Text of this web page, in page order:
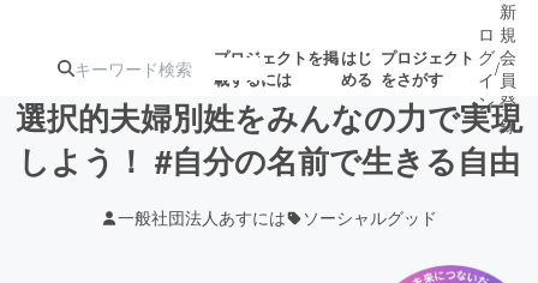
プロジェクトを掲
載するには
はじ
める
プロジェクト
をさがす
注目のリ
ターン
注目の新着プロ
ジェクト
ロジェクト
ロ
グ
イ
ン
/
新
規
会
員
登
録
選択的夫婦別姓をみんなの力で実現
しよう！ #自分の名前で生きる自由
一般社団法人あすには ソーシャルグッド